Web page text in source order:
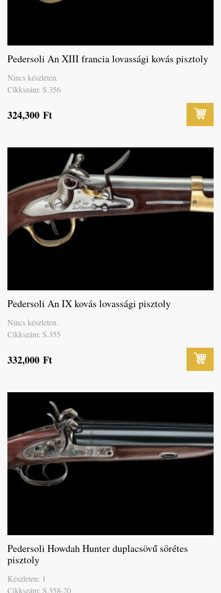
Pedersoli An XIII francia lovassági kovás pisztoly
Nincs készleten.
Cikkszám: S.356
324,300 Ft
Pedersoli An IX kovás lovassági pisztoly
Nincs készleten.
Cikkszám: S.355
332,000 Ft
Pedersoli Howdah Hunter duplacsövű sörétes
pisztoly
Készleten: 1
Cikkszám: S.358-20